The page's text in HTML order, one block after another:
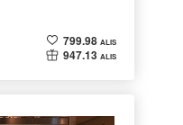
799.98 ALIS
947.13 ALIS